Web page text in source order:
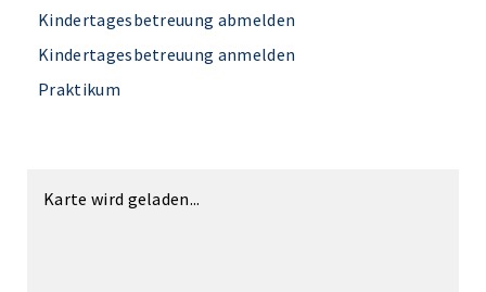
Kindertagesbetreuung abmelden
Kindertagesbetreuung anmelden
Praktikum
Karte wird geladen...